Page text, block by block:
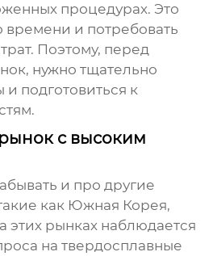
процедурах. Это
времени и потребовать
Поэтому, перед
нужно тщательно
и подготовиться к
с высоким
и про другие
как Южная Корея,
этих рынках наблюдается
натвердосплавные